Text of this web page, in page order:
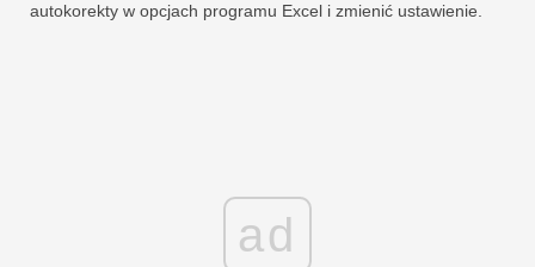
autokorekty w opcjach programu Excel i zmienić ustawienie.
ad